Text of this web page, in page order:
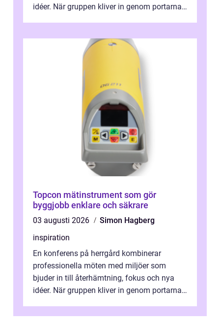
idéer. När gruppen kliver in genom portarna
Topcon mätinstrument som gör
byggjobb enklare och säkrare
03 augusti 2026
Simon Hagberg
inspiration
En konferens på herrgård kombinerar
professionella möten med miljöer som
bjuder in till återhämtning, fokus och nya
idéer. När gruppen kliver in genom portarna